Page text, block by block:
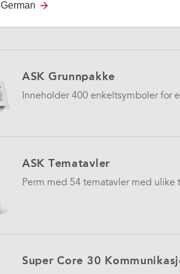
ASK Grunnpakke
Inneholder 400 enkeltsymboler for
ASK Tematavler
Perm med 54 tematavler med ulike
Super Core 30
German